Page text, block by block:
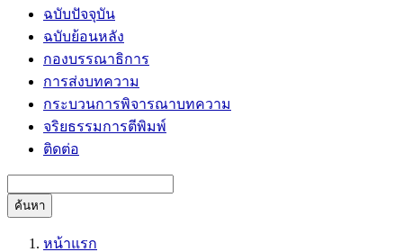
ฉบับปัจจุบัน
ฉบับย้อนหลัง
กองบรรณาธิการ
การส่งบทความ
กระบวนการพิจารณาบทความ
จริยธรรมการตีพิมพ์
ติดต่อ
ค้นหา
หน้าแรก